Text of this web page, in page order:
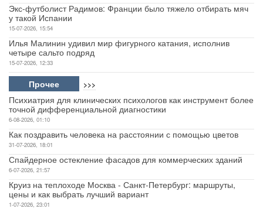
Экс-футболист Радимов: Франции было тяжело отбирать мяч
у такой Испании
15-07-2026, 15:54
Илья Малинин удивил мир фигурного катания, исполнив
четыре сальто подряд
15-07-2026, 12:33
Прочее >>>
Психиатрия для клинических психологов как инструмент более
точной дифференциальной диагностики
6-08-2026, 01:10
Как поздравить человека на расстоянии с помощью цветов
31-07-2026, 18:01
Спайдерное остекление фасадов для коммерческих зданий
6-07-2026, 21:57
Круиз на теплоходе Москва - Санкт-Петербург: маршруты,
цены и как выбрать лучший вариант
1-07-2026, 23:01